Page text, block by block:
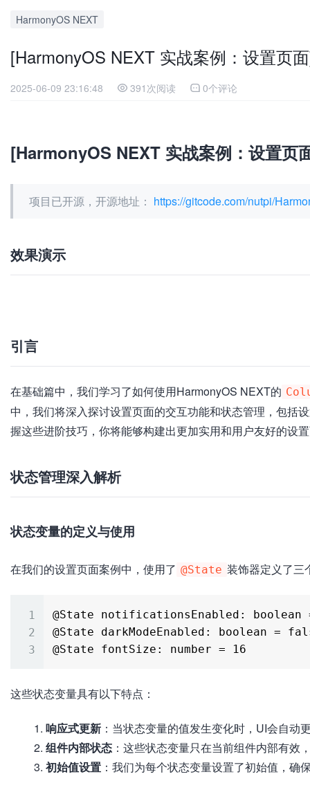
HarmonyOS NEXT
[HarmonyOS NEXT 实战案例：设置页
2025-06-09 23:16:48 391次阅读 0个评论
[HarmonyOS NEXT 实战案例：设置页
项目已开源，开源地址： https://gitcode.com/nutpi/
效果演示
加
引言
在基础篇中，我们学习了如何使用HarmonyOS NEXT的
中，我们将深入探讨设置页面的交互功能和状态管理，包括
握这些进阶技巧，你将能够构建出更加实用和用户友好的设
状态管理深入解析
状态变量的定义与使用
在我们的设置页面案例中，使用了 @State 装饰器定义了三
@State notificationsEnabled: boolean
@State darkModeEnabled: boolean =
这些状态变量具有以下特点：
响应式更新 ：当状态变量的值发生变化时，UI会自动
组件内部状态 ：这些状态变量只在当前组件内部有效
初始值设置 ：我们为每个状态变量设置了初始值，确